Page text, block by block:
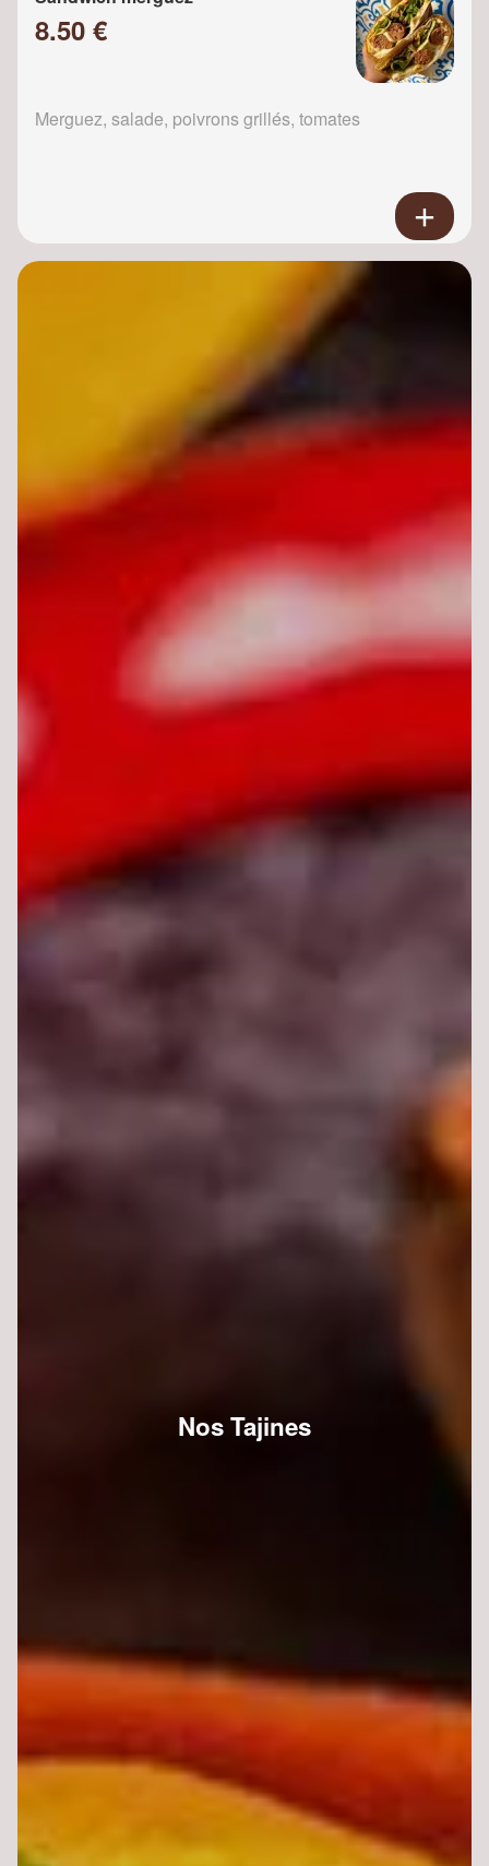
8.50 €
Merguez, salade, poivrons grillés, tomates
Nos Tajines